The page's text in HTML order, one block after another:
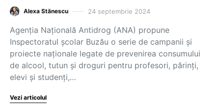
Alexa Stănescu 24 septembrie 2024
Agenția Națională Antidrog (ANA) propune
Inspectoratul școlar Buzău o serie de campanii și
proiecte naționale legate de prevenirea consumului
de alcool, tutun și droguri pentru profesori, părinți,
elevi și studenți,…
Vezi articolul